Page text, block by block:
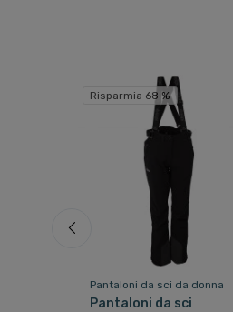
Risparmia 68 %
Pantaloni da sci da donna
Pantaloni da sci